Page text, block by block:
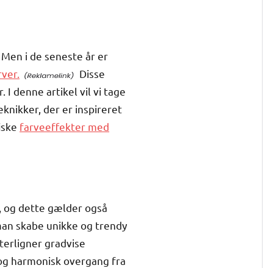
i de seneste år er
Disse
I denne artikel vil vi tage
der er inspireret
farveeffekter med
og dette gælder også
skabe unikke og trendy
gradvise
harmonisk overgang fra